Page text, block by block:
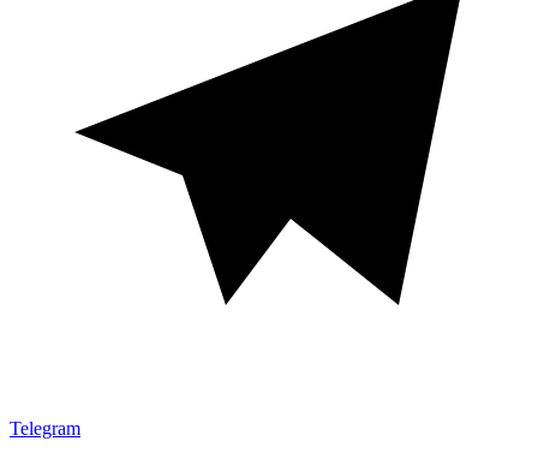
Telegram